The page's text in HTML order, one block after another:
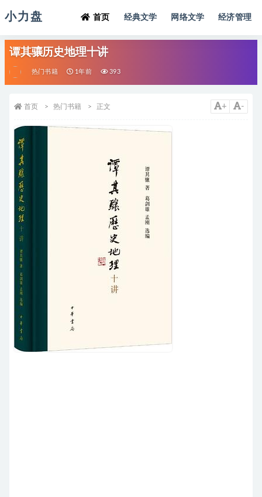
小力盘 首页 经典文学 网络文学 经济管理
谭其骧历史地理十讲
热门书籍 1年前 393
+ -
首页 热门书籍 正文